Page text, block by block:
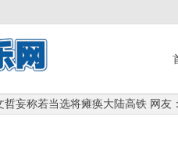
哲妄称若当选将瘫痪大陆高铁 网友